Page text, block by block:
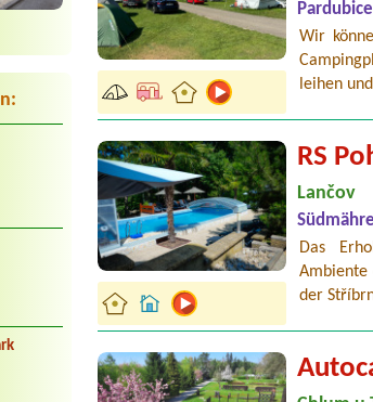
Wir
leihen
RS
Lančov
Das
Ambiente
der